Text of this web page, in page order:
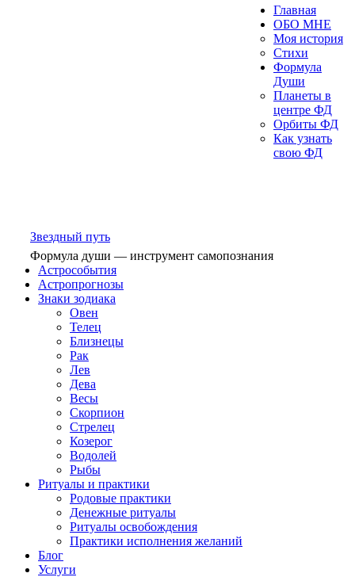
Звездный путь
Формула души — инструмент самопознания
Главная
ОБО МНЕ
Моя история
Стихи
Формула
Души
Планеты в
центре ФД
Орбиты ФД
Как узнать
свою ФД
Астрособытия
Астропрогнозы
Знаки зодиака
Овен
Телец
Близнецы
Рак
Лев
Дева
Весы
Скорпион
Стрелец
Козерог
Водолей
Рыбы
Ритуалы и практики
Родовые практики
Денежные ритуалы
Ритуалы освобождения
Практики исполнения желаний
Блог
Услуги